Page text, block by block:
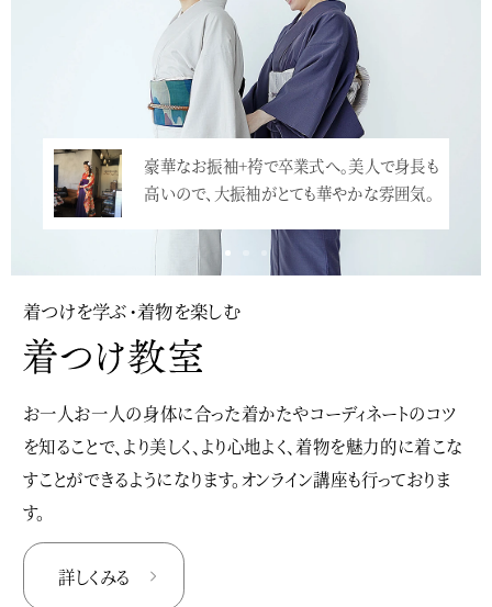
着つけを学ぶ・着物を楽しむ
お一人お一人の身体に合った着かたやコーディネートのコツ
を知ることで、より美しく、より心地よく、着物を魅力的に着こな
すことができるようになります。オンライン講座も行っておりま
す。
詳しくみる
豪華なお振袖+袴で卒業式へ。美人で身長も
高いので、大振袖がとても華やかな雰囲気。